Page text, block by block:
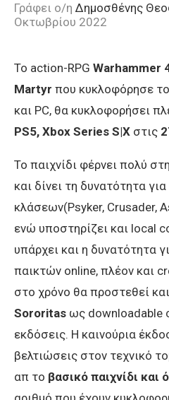
Γράφει ο/η Δημοσθένης
Οκτωβρίου 2022
Το action-RPG Warhammer
Martyr που κυκλοφόρησε
και PC, θα κυκλοφορήσει
PS5, Xbox Series S|X στις
Το παιχνίδι φέρνει πολύ
και δίνει τη δυνατότητα
κλάσεων(Psyker, Crusader,
ενώ υποστηρίζει και local
υπάρχει και η δυνατότητα
παικτών online, πλέον και
στο χρόνο θα προστεθεί
Sororitas ως downloadable
εκδόσεις. Η καινούρια
βελτιώσεις στον τεχνικό
απ το βασικό παιχνίδι και